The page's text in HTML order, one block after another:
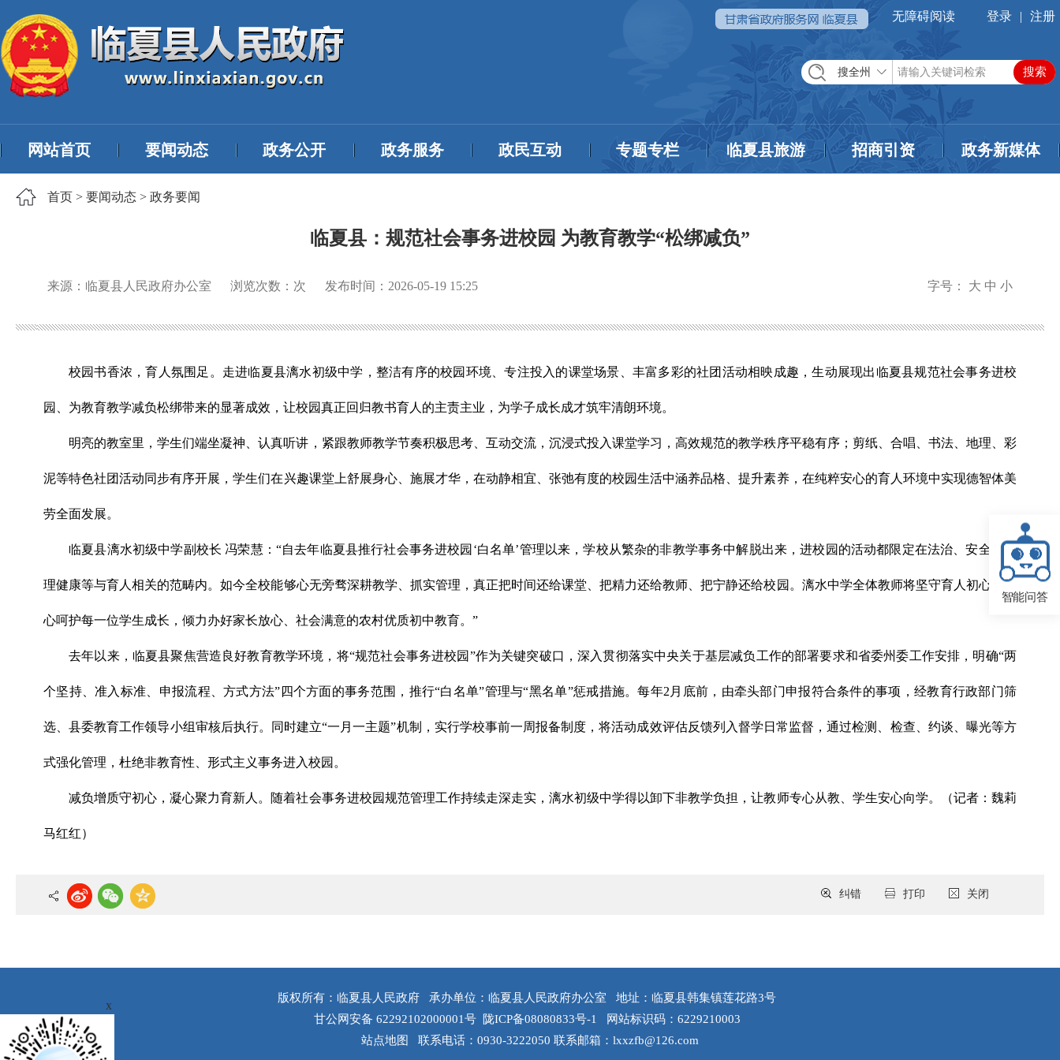
无障碍阅读 登录 | 注册
搜全州
网站首页 要闻动态 政务公开 政务服务 政民互动 专题专栏 临夏县旅游 招商引资 政务新媒体
首页 > 要闻动态 > 政务要闻
临夏县：规范社会事务进校园 为教育教学“松绑减负”
来源：临夏县人民政府办公室 浏览次数： 次 发布时间： 2026-05-19 15:25 字号： 大 中 小
校园书香浓，育人氛围足。走进临夏县漓水初级中学，整洁有序的校园环境、专注投入的课堂场景、丰富多彩的社团活动相映成趣，生动展现出临夏县规范社会事务进校
园、为教育教学减负松绑带来的显著成效，让校园真正回归教书育人的主责主业，为学子成长成才筑牢清朗环境。
明亮的教室里，学生们端坐凝神、认真听讲，紧跟教师教学节奏积极思考、互动交流，沉浸式投入课堂学习，高效规范的教学秩序平稳有序；剪纸、合唱、书法、地理、彩
泥等特色社团活动同步有序开展，学生们在兴趣课堂上舒展身心、施展才华，在动静相宜、张弛有度的校园生活中涵养品格、提升素养，在纯粹安心的育人环境中实现德智体美
劳全面发展。
临夏县漓水初级中学副校长 冯荣慧：“自去年临夏县推行社会事务进校园‘白名单’管理以来，学校从繁杂的非教学事务中解脱出来，进校园的活动都限定在法治、安全、心
理健康等与育人相关的范畴内。如今全校能够心无旁骛深耕教学、抓实管理，真正把时间还给课堂、把精力还给教师、把宁静还给校园。漓水中学全体教师将坚守育人初心，用
心呵护每一位学生成长，倾力办好家长放心、社会满意的农村优质初中教育。”
去年以来，临夏县聚焦营造良好教育教学环境，将“规范社会事务进校园”作为关键突破口，深入贯彻落实中央关于基层减负工作的部署要求和省委州委工作安排，明确“两
个坚持、准入标准、申报流程、方式方法”四个方面的事务范围，推行“白名单”管理与“黑名单”惩戒措施。每年2月底前，由牵头部门申报符合条件的事项，经教育行政部门筛
选、县委教育工作领导小组审核后执行。同时建立“一月一主题”机制，实行学校事前一周报备制度，将活动成效评估反馈列入督学日常监督，通过检测、检查、约谈、曝光等方
式强化管理，杜绝非教育性、形式主义事务进入校园。
减负增质守初心，凝心聚力育新人。随着社会事务进校园规范管理工作持续走深走实，漓水初级中学得以卸下非教学负担，让教师专心从教、学生安心向学。（记者：魏莉
马红红）
关闭
打印
纠错
版权所有：临夏县人民政府 承办单位：临夏县人民政府办公室
地址：临夏县韩集镇莲花路3号
甘公网安备 62292102000001号
陇ICP备08080833号-1
网站标识码：6229210003
站点地图
联系电话：0930-3222050 联系邮箱：lxxzfb@126.com
x
智能问答